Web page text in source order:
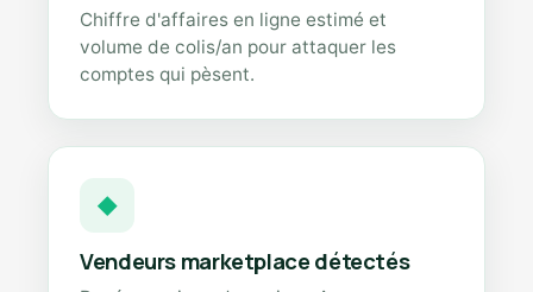
Chiffre d'affaires en ligne estimé et
volume de colis/an pour attaquer les
comptes qui pèsent.
◆
Vendeurs marketplace détectés